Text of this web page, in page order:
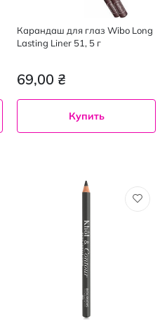
Карандаш для глаз Wibo Long
Lasting Liner 51, 5 г
69,00 ₴
Купить